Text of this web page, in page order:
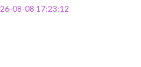
08-08 17:23:12